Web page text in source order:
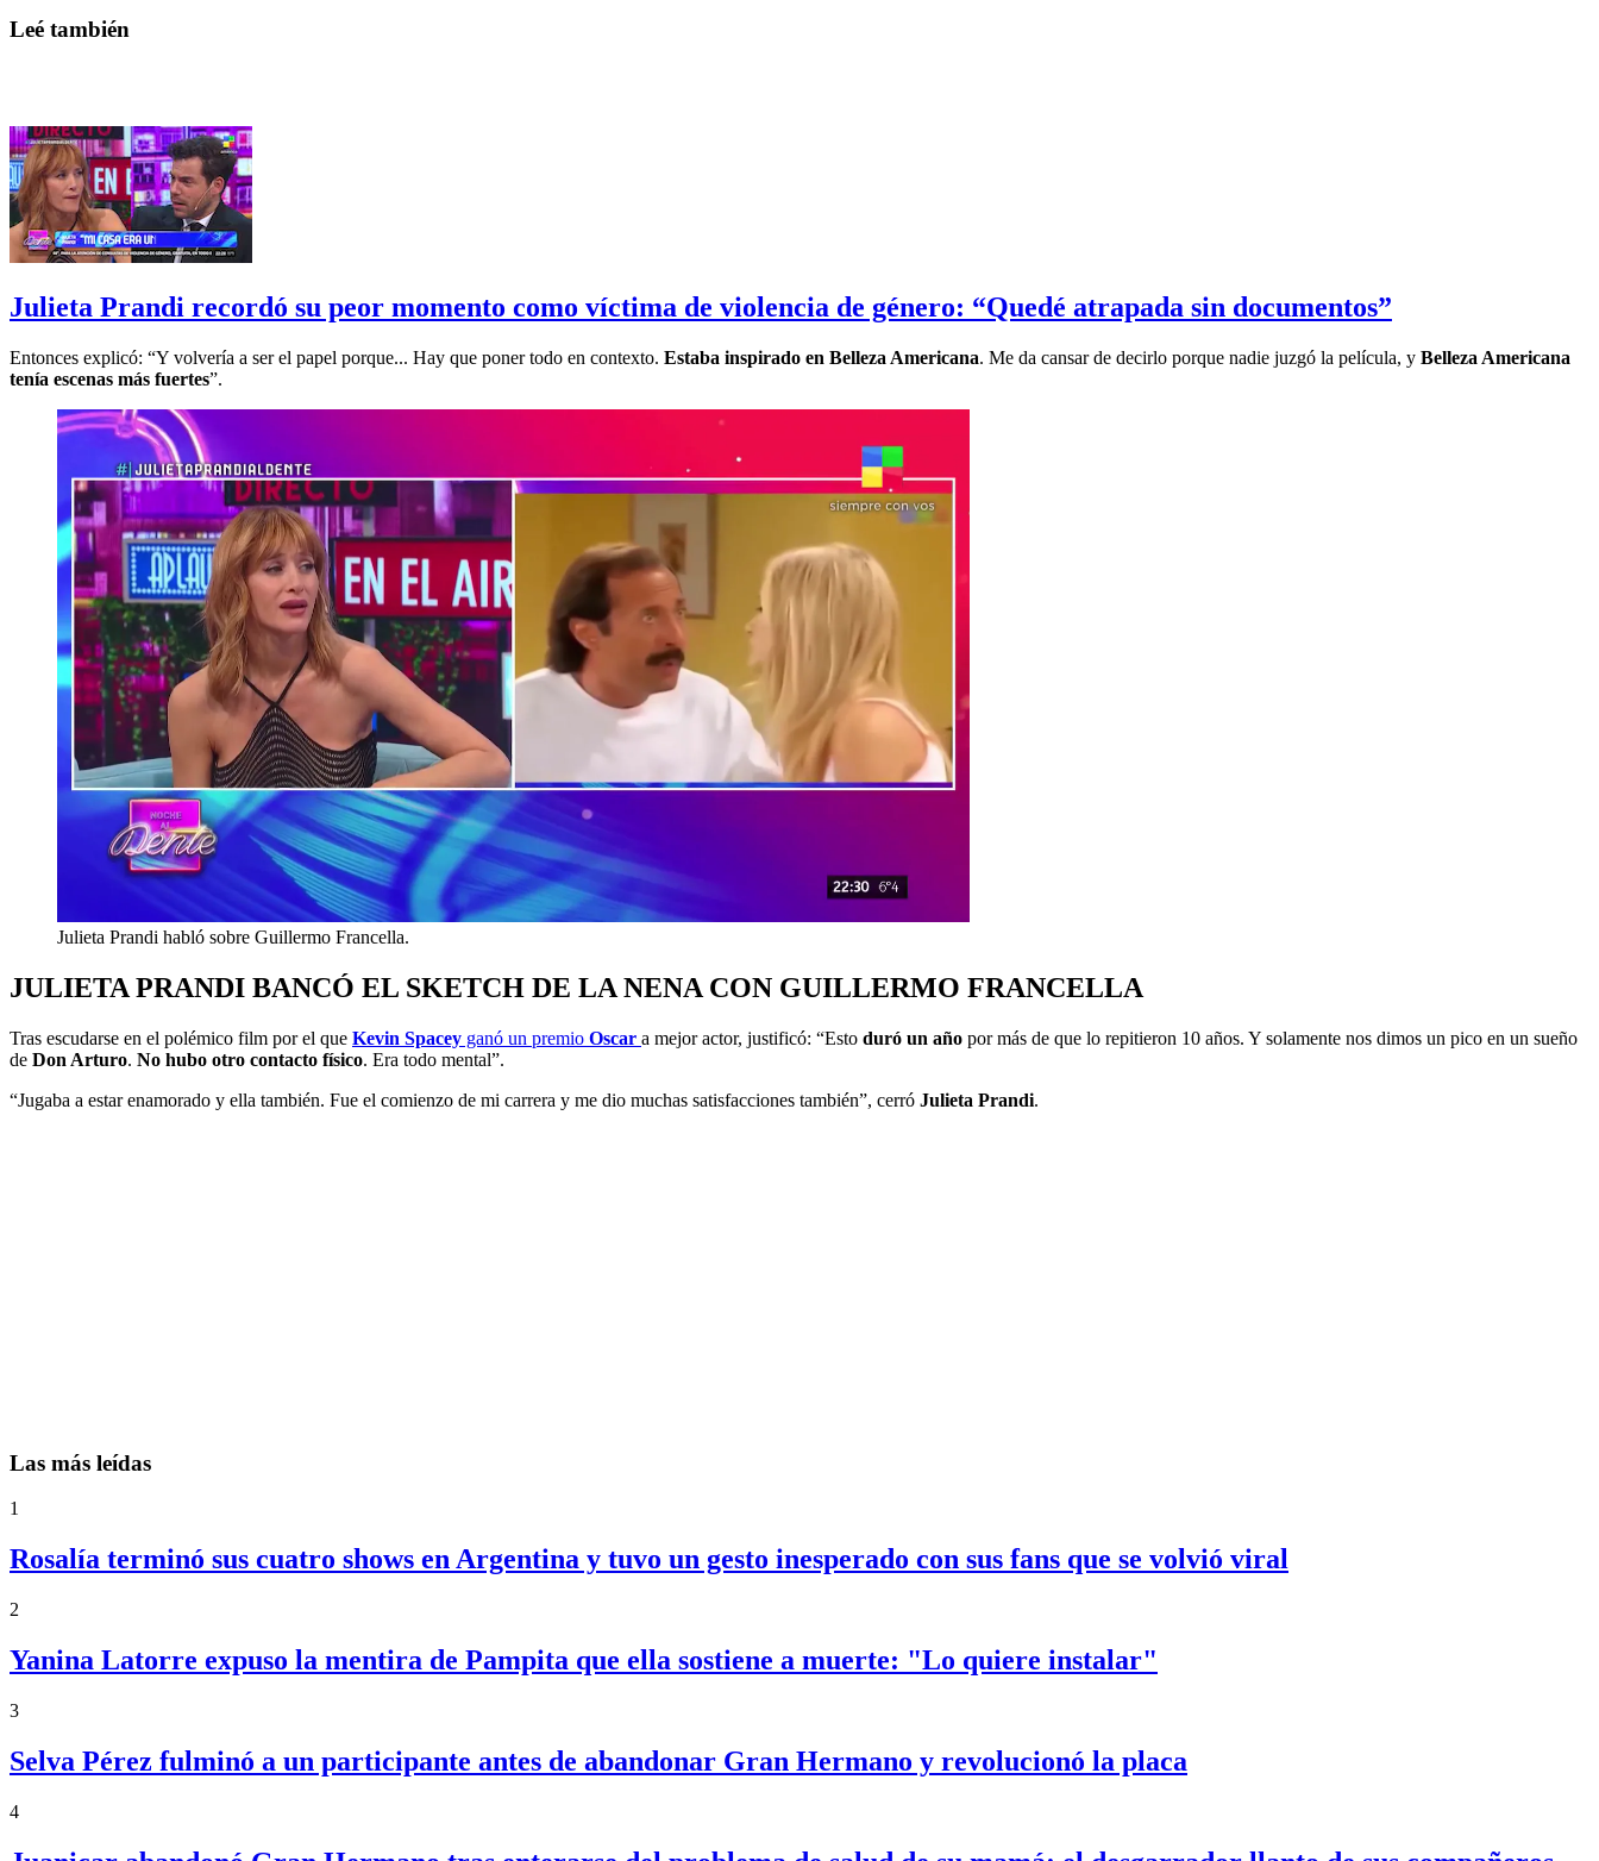
Leé también
Julieta Prandi recordó su peor momento como víctima de violencia de género: “Quedé atrapada sin documentos”
Entonces explicó: “Y volvería a ser el papel porque... Hay que poner todo en contexto. Estaba inspirado en Belleza Americana. Me da cansar de decirlo porque nadie juzgó la película, y Belleza Americana
tenía escenas más fuertes”.
Julieta Prandi habló sobre Guillermo Francella.
JULIETA PRANDI BANCÓ EL SKETCH DE LA NENA CON GUILLERMO FRANCELLA
Tras escudarse en el polémico film por el que Kevin Spacey ganó un premio Oscar a mejor actor, justificó: “Esto duró un año por más de que lo repitieron 10 años. Y solamente nos dimos un pico en un sueño
de Don Arturo. No hubo otro contacto físico. Era todo mental”.
“Jugaba a estar enamorado y ella también. Fue el comienzo de mi carrera y me dio muchas satisfacciones también”, cerró Julieta Prandi.
Las más leídas
1
Rosalía terminó sus cuatro shows en Argentina y tuvo un gesto inesperado con sus fans que se volvió viral
2
Yanina Latorre expuso la mentira de Pampita que ella sostiene a muerte: "Lo quiere instalar"
3
Selva Pérez fulminó a un participante antes de abandonar Gran Hermano y revolucionó la placa
4